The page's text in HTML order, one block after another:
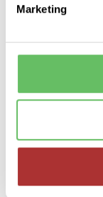
Marketing